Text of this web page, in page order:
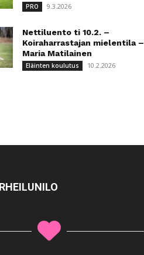
PRO 9.3.2026
Nettiluento ti 10.2. –
Koiraharrastajan mielentila –
Maria Matilainen
Eläinten koulutus 10.2.2026